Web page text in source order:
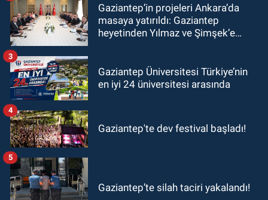
Gaziantep’in projeleri Ankara’da
masaya yatırıldı: Gaziantep
heyetinden Yılmaz ve Şimşek’e
Gaziantep Üniversitesi Türkiye’nin
en iyi 24 üniversitesi arasında
3
Gaziantep'te dev festival başladı!
4
Gaziantep’te silah taciri yakalandı!
5